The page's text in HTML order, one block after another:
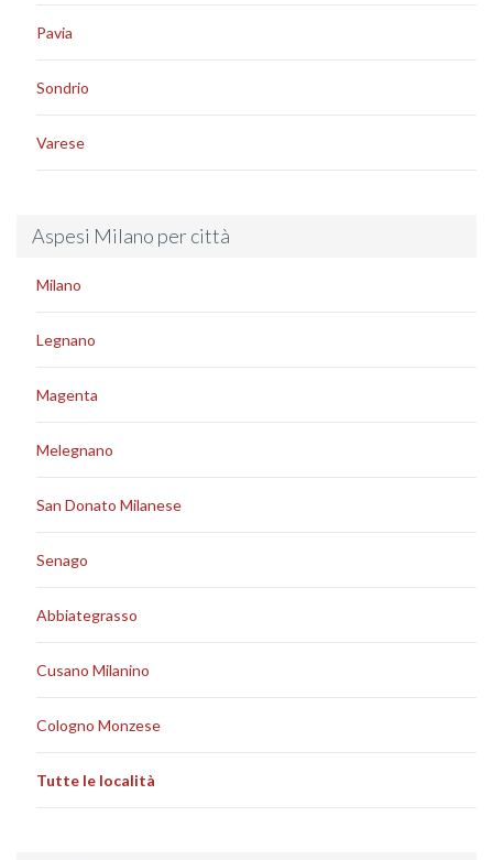
Pavia
Sondrio
Varese
Aspesi Milano per città
Milano
Legnano
Magenta
Melegnano
San Donato Milanese
Senago
Abbiategrasso
Cusano Milanino
Cologno Monzese
Tutte le località